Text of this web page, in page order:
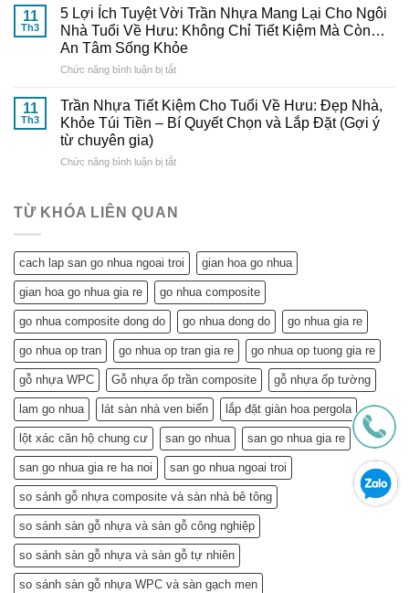
Gỗ
Nhựa
Đông
Mỹ
Cho
Ngôi
Tuổi
Hưu
Nhà
Cực
Dễ
–
Hướng
Chi
Tiết
Nhựa
Nhựa
Tiết
Kiệm
Chi
Phí:
Pháp
Hoàn
Hảo
So
Tiết
11
Th3
5 Lợi Ích Tuyệt Vời Trần Nhựa Mang Lại Cho Ngôi
Nhà Tuổi Về Hưu: Không Chỉ Tiết Kiệm Mà Còn…
An Tâm Sống Khỏe
Chức năng bình luận bị tắtở
Lợi
Ích
Tuyệt
Trần
Lại
Nhà
Tuổi
Về
Hưu:
Không
Chỉ
Tiết
Kiệm
Mà
Còn…
An
Tâm
Sống
Khỏe
11
Th3
Trần Nhựa Tiết Kiệm Cho Tuổi Về Hưu: Đẹp Nhà,
Khỏe Túi Tiền – Bí Quyết Chọn và Lắp Đặt (Gợi ý
từ chuyên gia)
Chức năng bình luận bị tắtở
Tiết
Tuổi
Về
Hưu:
Nhà,
Khỏe
Túi
Tiền
–
Bí
Quyết
Chọn
và
Lắp
Đặt
(Gợi
ý
từ
chuyên
gia)
TỪ KHÓA LIÊN QUAN
cach lap san go nhua ngoai troi gian hoa go nhua
gian hoa go nhua gia re go nhua composite
go nhua composite dong do go nhua dong do go nhua gia re
go nhua op tran go nhua op tran gia re go nhua op tuong gia re
gỗ nhựa WPC Gỗ nhựa ốp trần composite gỗ nhựa ốp tường
lam go nhua lát sàn nhà ven biển lắp đặt giàn hoa pergola
lột xác căn hộ chung cư san go nhua san go nhua gia re
san go nhua gia re ha noi san go nhua ngoai troi
so sánh gỗ nhựa composite và sàn nhà bê tông
so sánh sàn gỗ nhựa và sàn gỗ công nghiệp
so sánh sàn gỗ nhựa và sàn gỗ tự nhiên
so sánh sàn gỗ nhựa WPC và sàn gạch men